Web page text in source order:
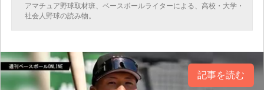
アマチュア野球取材班、ベースボールライターによる、高校・大学・
社会人野球の読み物。
記事を読む